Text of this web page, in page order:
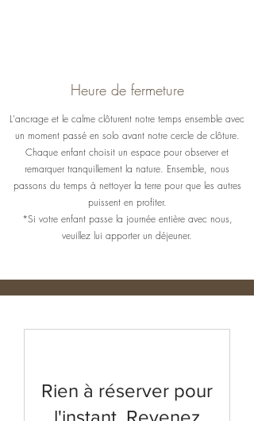
Heure de fermeture
L'ancrage et le calme clôturent notre temps ensemble avec
un moment passé en solo avant notre cercle de clôture.
Chaque enfant choisit un espace pour observer et
remarquer tranquillement la nature. Ensemble, nous
passons du temps à nettoyer la terre pour que les autres
puissent en profiter.
*Si votre enfant passe la journée entière avec nous,
veuillez lui apporter un déjeuner.
Rien à réserver pour
l'instant. Revenez